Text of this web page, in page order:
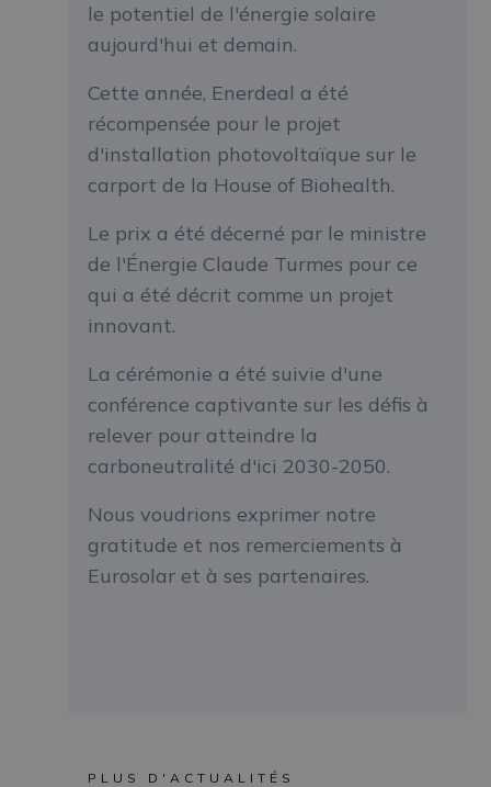
le potentiel de l'énergie solaire
aujourd'hui et demain.
Cette année, Enerdeal a été
récompensée pour le projet
d'installation photovoltaïque sur le
carport de la House of Biohealth.
Le prix a été décerné par le ministre
de l'Énergie Claude Turmes pour ce
qui a été décrit comme un projet
innovant.
La cérémonie a été suivie d'une
conférence captivante sur les défis à
relever pour atteindre la
carboneutralité d'ici 2030-2050.
Nous voudrions exprimer notre
gratitude et nos remerciements à
Eurosolar et à ses partenaires.
PLUS D'ACTUALITÉS